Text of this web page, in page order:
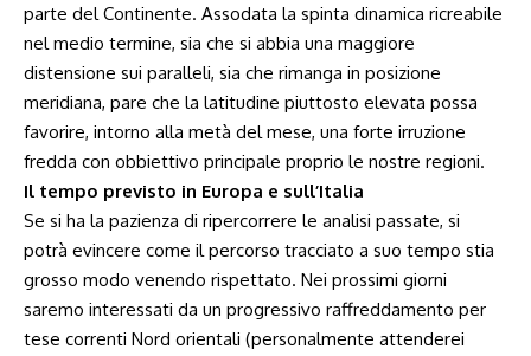
parte del Continente. Assodata la spinta dinamica ricreabile
nel medio termine, sia che si abbia una maggiore
distensione sui paralleli, sia che rimanga in posizione
meridiana, pare che la latitudine piuttosto elevata possa
favorire, intorno alla metà del mese, una forte irruzione
fredda con obbiettivo principale proprio le nostre regioni.
Il tempo previsto in Europa e sull’Italia
Se si ha la pazienza di ripercorrere le analisi passate, si
potrà evincere come il percorso tracciato a suo tempo stia
grosso modo venendo rispettato. Nei prossimi giorni
saremo interessati da un progressivo raffreddamento per
tese correnti Nord orientali (personalmente attenderei